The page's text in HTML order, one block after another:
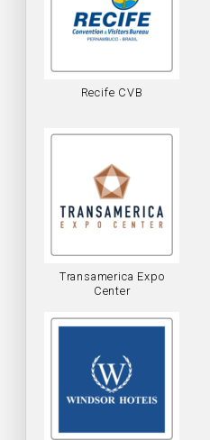
Recife CVB
Transamerica Expo
Center